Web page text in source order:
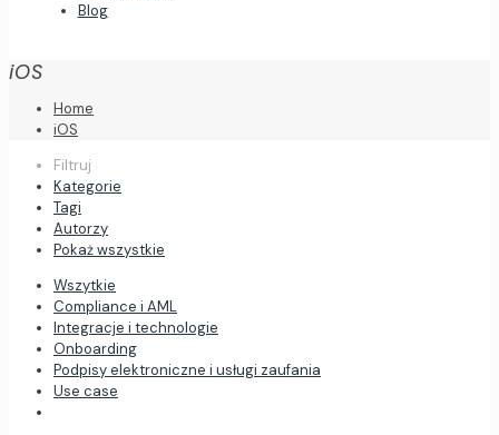
Blog
iOS
Home
iOS
Filtruj
Kategorie
Tagi
Autorzy
Pokaż wszystkie
Wszytkie
Compliance i AML
Integracje i technologie
Onboarding
Podpisy elektroniczne i usługi zaufania
Use case